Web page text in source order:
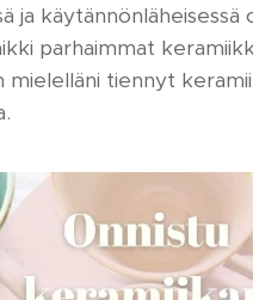
ja käytännönläheisessä
parhaimmat
mielelläni tiennyt